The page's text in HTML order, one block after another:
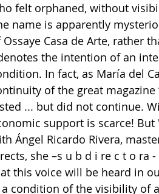
felt orphaned, without
name is apparently
Ossaye Casa de Arte, rather
the intention of an
In fact, as María del
of the great magazine
... but did not continue.
support is scarce!
Ángel Ricardo Rivera,
she –s u b d i re c t o ra
this voice will be heard in
condition of the visibility of